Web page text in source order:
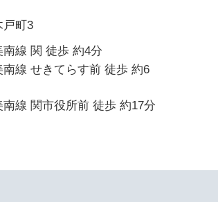
戸町3
線 関 徒歩 約4分
線 せきてらす前 徒歩 約6
線 関市役所前 徒歩 約17分